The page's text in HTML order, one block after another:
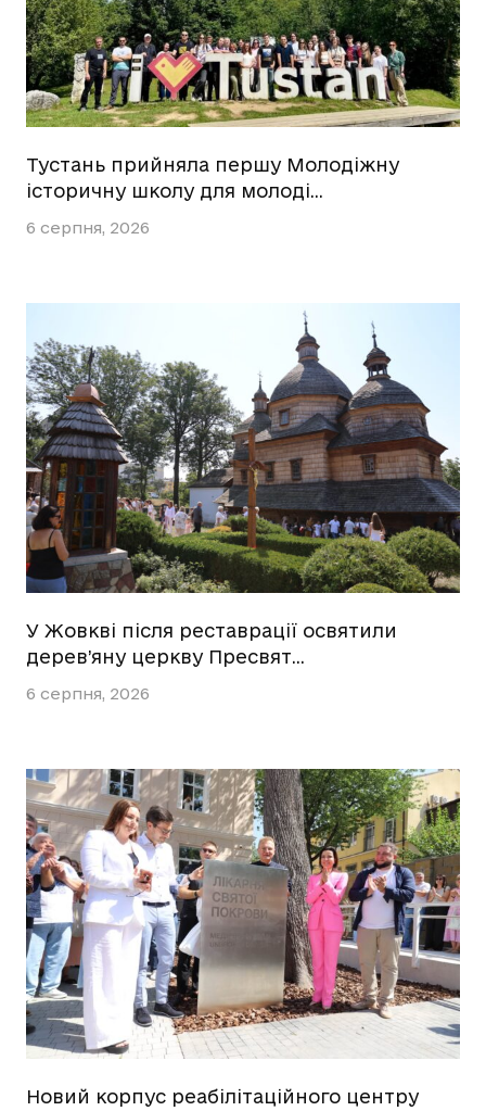
Тустань прийняла першу Молодіжну
історичну школу для молоді…
6 серпня, 2026
У Жовкві після реставрації освятили
дерев’яну церкву Пресвят…
6 серпня, 2026
Новий корпус реабілітаційного центру